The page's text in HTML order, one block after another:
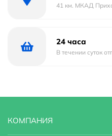
года, что подтверждает её
WA-002B
41 км. МКАД
24 часа
В течении суток
КОМПАНИЯ